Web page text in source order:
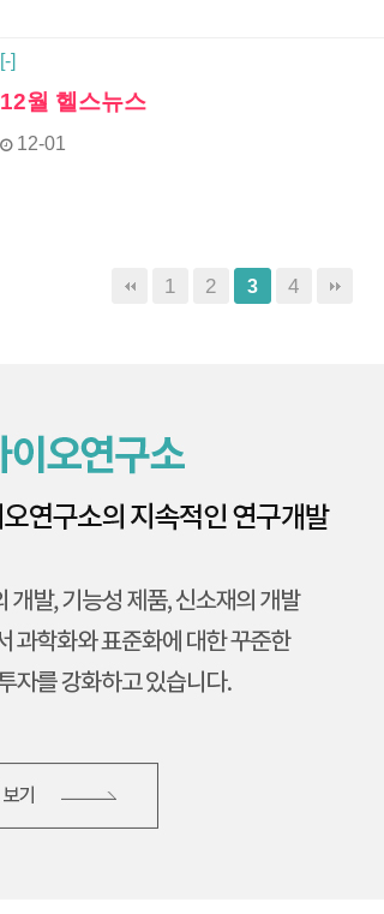
[-]
12월 헬스뉴스
12-01
1 2 3 4